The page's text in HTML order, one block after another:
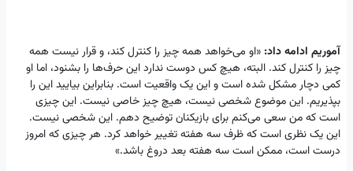
آموریم ادامه داد: «او می‌خواهد همه چیز را کنترل کند، و قرار نیست همه
چیز را کنترل کند. البته، هیچ کس دوست ندارد این حرف‌ها را بشنود، اما او
کمی دچار مشکل شده است و این یک واقعیت است. بنابراین بیایید این را
بپذیریم. این موضوع شخصی نیست، هیچ چیز خاصی نیست. این چیزی
است که من سعی می‌کنم برای بازیکنان توضیح دهم. این شخصی نیست.
این یک نظری است که ظرف سه هفته تغییر خواهد کرد. هر چیزی که امروز
درست است، ممکن است سه هفته بعد دروغ باشد.»